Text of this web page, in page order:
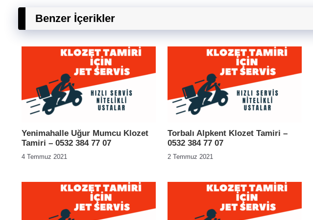
Benzer İçerikler
Yenimahalle Uğur Mumcu Klozet
Tamiri – 0532 384 77 07
4 Temmuz 2021
Torbalı Alpkent Klozet Tamiri –
0532 384 77 07
2 Temmuz 2021